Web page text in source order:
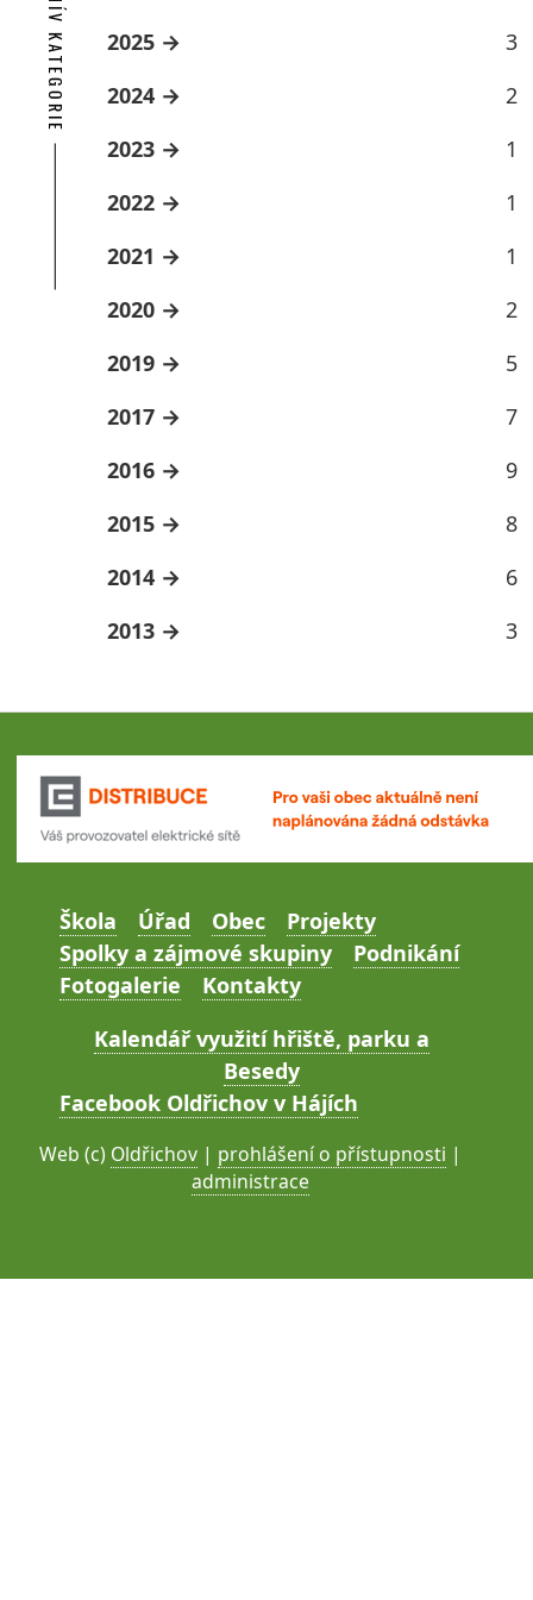
ARCHÍV KATEGORIE
2025
3
2024
2
2023
1
2022
1
2021
1
2020
2
2019
5
2017
7
2016
9
2015
8
2014
6
2013
3
Škola Úřad Obec
Projekty
Spolky a zájmové skupiny
Podnikání
Fotogalerie
Kontakty
Kalendář využití hřiště, parku a
Besedy
Facebook Oldřichov v Hájích
Web (c) Oldřichov | prohlášení o přístupnosti |
administrace